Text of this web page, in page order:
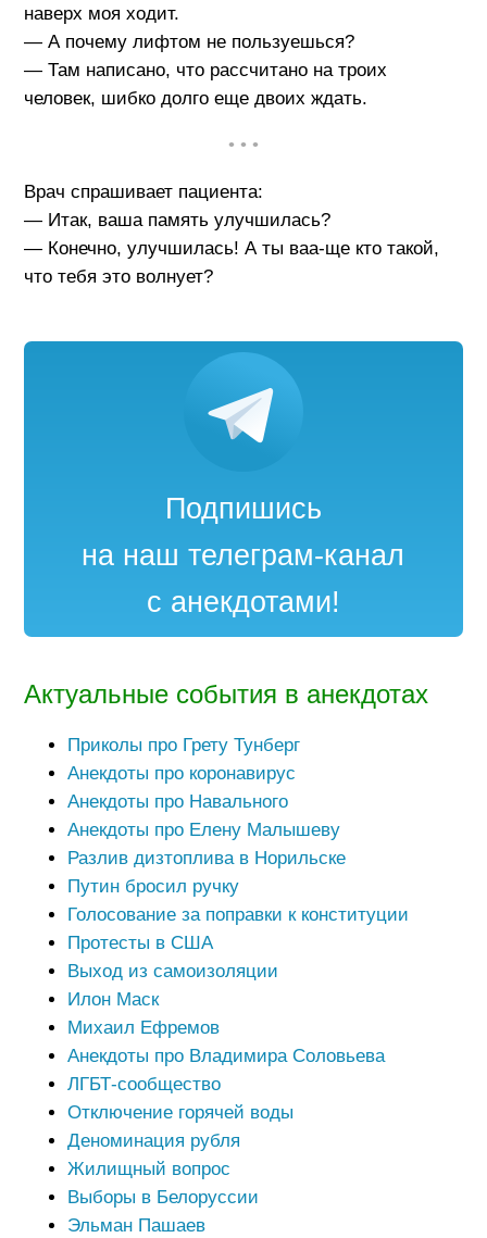
наверх моя ходит.
— А почему лифтом не пользуешься?
— Там написано, что рассчитано на троих
человек, шибко долго еще двоих ждать.
• • •
Врач спрашивает пациента:
— Итак, ваша память улучшилась?
— Конечно, улучшилась! А ты ваа-ще кто такой,
что тебя это волнует?
Подпишись
на наш телеграм-канал
с анекдотами!
Актуальные события в анекдотах
Приколы про Грету Тунберг
Анекдоты про коронавирус
Анекдоты про Навального
Анекдоты про Елену Малышеву
Разлив дизтоплива в Норильске
Путин бросил ручку
Голосование за поправки к конституции
Протесты в США
Выход из самоизоляции
Илон Маск
Михаил Ефремов
Анекдоты про Владимира Соловьева
ЛГБТ-сообщество
Отключение горячей воды
Деноминация рубля
Жилищный вопрос
Выборы в Белоруссии
Эльман Пашаев